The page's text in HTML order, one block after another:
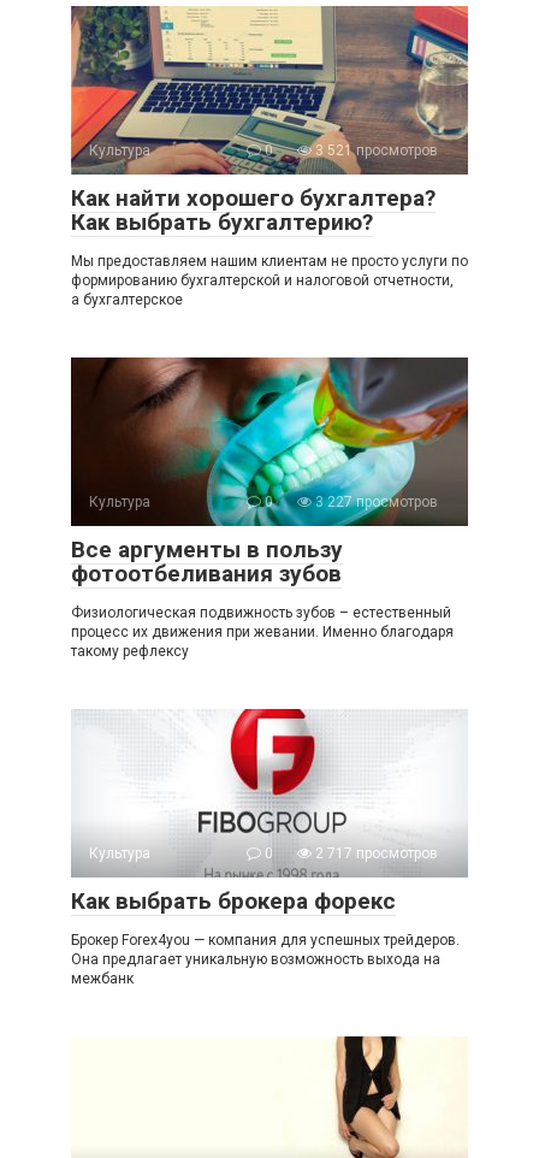
Культура 0 3 521 просмотров
Как найти хорошего бухгалтера?
Как выбрать бухгалтерию?
Мы предоставляем нашим клиентам не просто услуги по
формированию бухгалтерской и налоговой отчетности,
а бухгалтерское
Культура 0 3 227 просмотров
Все аргументы в пользу
фотоотбеливания зубов
Физиологическая подвижность зубов – естественный
процесс их движения при жевании. Именно благодаря
такому рефлексу
Культура 0 2 717 просмотров
Как выбрать брокера форекс
Брокер Forex4you — компания для успешных трейдеров.
Она предлагает уникальную возможность выхода на
межбанк